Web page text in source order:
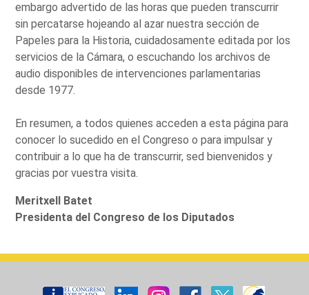
embargo advertido de las horas que pueden transcurrir
sin percatarse hojeando al azar nuestra sección de
Papeles para la Historia, cuidadosamente editada por los
servicios de la Cámara, o escuchando los archivos de
audio disponibles de intervenciones parlamentarias
desde 1977.
En resumen, a todos quienes acceden a esta página para
conocer lo sucedido en el Congreso o para impulsar y
contribuir a lo que ha de transcurrir, sed bienvenidos y
gracias por vuestra visita.
Meritxell Batet
Presidenta del Congreso de los Diputados